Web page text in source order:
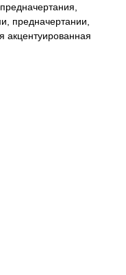
предначертании,
акцентуированная